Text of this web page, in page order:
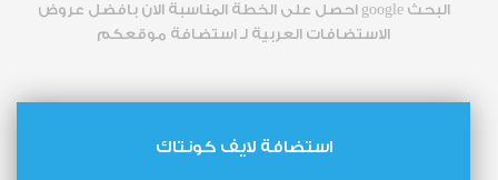
البحث google احصل على الخطة المناسبة الان بافضل عروض
الاستضافات العربية لـ استضافة موقعكم
استضافة لايف كونتاك